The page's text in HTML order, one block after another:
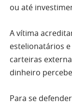
ou até
A vítima
estelionatários
carteiras
dinheiro
Para se